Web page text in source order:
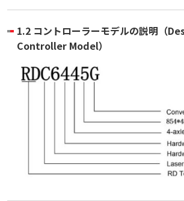
1.2 コントローラーモデルの説明（
Controller Model）